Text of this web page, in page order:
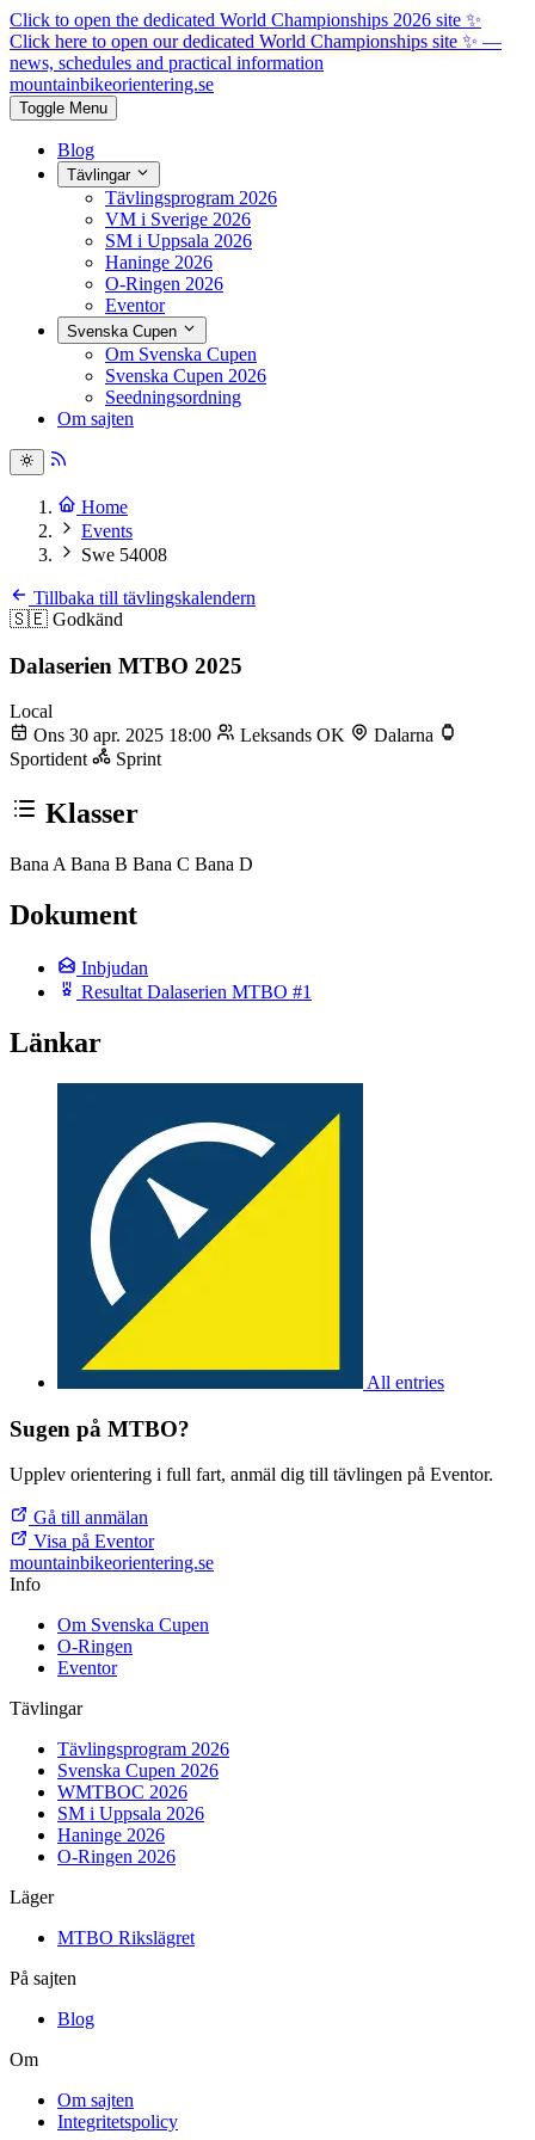
Click to open the dedicated World Championships 2026 site ✨
Click here to open our dedicated World Championships site ✨ —
news, schedules and practical information
mountainbikeorientering.se
Toggle Menu
Blog
Tävlingar
Tävlingsprogram 2026
VM i Sverige 2026
SM i Uppsala 2026
Haninge 2026
O-Ringen 2026
Eventor
Svenska Cupen
Om Svenska Cupen
Svenska Cupen 2026
Seedningsordning
Om sajten
Home
Events
Swe 54008
Tillbaka till tävlingskalendern
🇸🇪 Godkänd
Dalaserien MTBO 2025
Local
Ons 30 apr. 2025 18:00
Leksands OK
Dalarna
Sportident
Sprint
Klasser
Bana A Bana B Bana C Bana D
Dokument
Inbjudan
Resultat Dalaserien MTBO #1
Länkar
All entries
Sugen på MTBO?
Upplev orientering i full fart, anmäl dig till tävlingen på Eventor.
Gå till anmälan
Visa på Eventor
mountainbikeorientering.se
Info
Om Svenska Cupen
O-Ringen
Eventor
Tävlingar
Tävlingsprogram 2026
Svenska Cupen 2026
WMTBOC 2026
SM i Uppsala 2026
Haninge 2026
O-Ringen 2026
Läger
MTBO Rikslägret
På sajten
Blog
Om
Om sajten
Integritetspolicy